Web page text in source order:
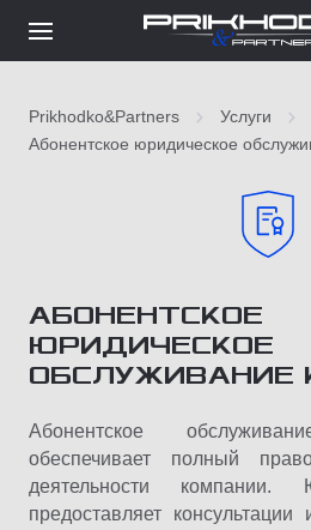
Prikhodko&Partners Услуги
Абонентское юридическое
АБОНЕНТСКОЕ
ЮРИДИЧЕСКОЕ
ОБСЛУЖИВАНИЕ
Абонентское
обеспечивает полный
деятельности
предоставляет